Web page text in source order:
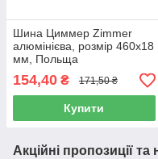
Шина Циммер Zimmer
алюмінієва, розмір 460х18
мм, Польща
154,40 ₴ 171,50 ₴
Купити
Акційні пропозиції та